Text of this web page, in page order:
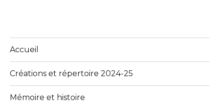
Accueil
Créations et répertoire 2024-25
Mémoire et histoire